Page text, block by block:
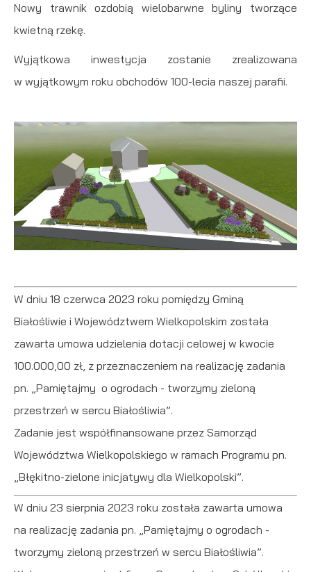
Nowy trawnik ozdobią wielobarwne byliny tworzące
kwietną rzekę.
Wyjątkowa inwestycja zostanie zrealizowana
w wyjątkowym roku obchodów 100-lecia naszej parafii.
W dniu 18 czerwca 2023 roku pomiędzy Gminą
Białośliwie i Województwem Wielkopolskim została
zawarta umowa udzielenia dotacji celowej w kwocie
100.000,00 zł, z przeznaczeniem na realizację zadania
pn. „Pamiętajmy o ogrodach - tworzymy zieloną
przestrzeń w sercu Białośliwia”.
Zadanie jest współfinansowane przez Samorząd
Województwa Wielkopolskiego w ramach Programu pn.
„Błękitno-zielone inicjatywy dla Wielkopolski”.
W dniu 23 sierpnia 2023 roku została zawarta umowa
na realizację zadania pn. „Pamiętajmy o ogrodach -
tworzymy zieloną przestrzeń w sercu Białośliwia”.